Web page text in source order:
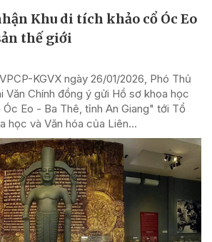
Khu di tích khảo cổ Óc Eo
thế giới
KGVX ngày 26/01/2026, Phó Thủ
Văn Chính đồng ý gửi Hồ sơ khoa học
Eo - Ba Thê, tỉnh An Giang" tới Tổ
học và Văn hóa của Liên...